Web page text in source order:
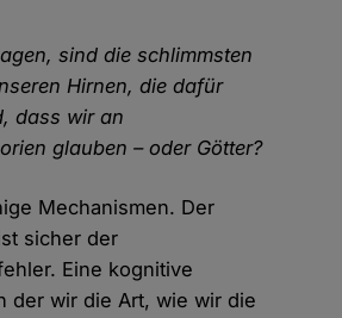
sind die schlimmsten
Hirnen, die dafür
dass wir an
glauben – oder Götter?
Mechanismen. Der
sicher der
Eine kognitive
der wir die Art, wie wir die